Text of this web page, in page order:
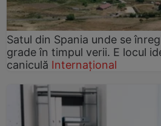
Satul din Spania unde se
grade în timpul verii. E locul
caniculă Internațional